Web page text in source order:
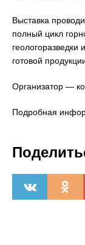
Выставка
полный цикл
готовой
Организатор —
Подробная